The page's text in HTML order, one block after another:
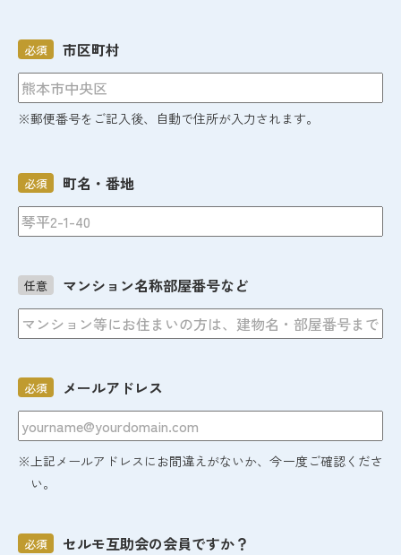
市区町村
必須
※郵便番号をご記入後、自動で住所が入力されます。
町名・番地
必須
マンション名称部屋番号など
任意
メールアドレス
必須
※上記メールアドレスにお間違えがないか、今一度ご確認くださ
い。
セルモ互助会の会員ですか？
必須